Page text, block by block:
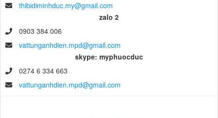
thibidiminhduc.my@gmail.com
zalo 2
0903 384 006
vattunganhdien.mpd@gmail.com
skype: myphuocduc
0274 6 334 663
vattunganhdien.mpd@gmail.com